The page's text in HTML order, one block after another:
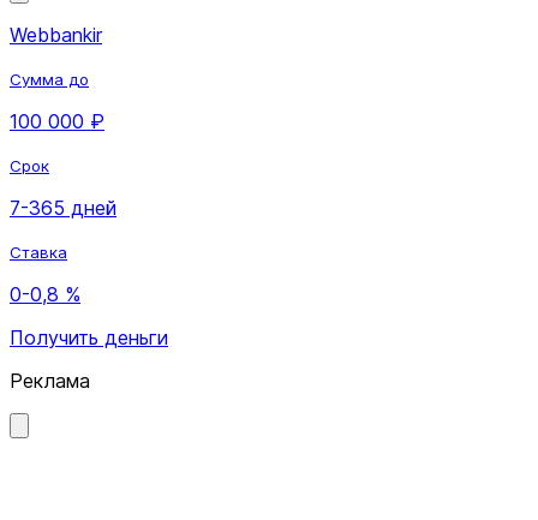
Webbankir
Сумма до
100 000 ₽
Срок
7-365 дней
Ставка
0-0,8 %
Получить деньги
Реклама